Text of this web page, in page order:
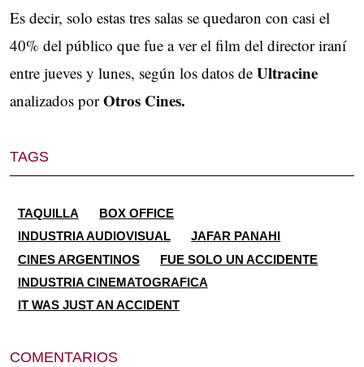
Es decir, solo estas tres salas se quedaron con casi el
40% del público que fue a ver el film del director iraní
entre jueves y lunes, según los datos de Ultracine
analizados porOtros Cines.
TAGS
TAQUILLA
BOX OFFICE
INDUSTRIA AUDIOVISUAL
JAFAR PANAHI
CINES ARGENTINOS
FUE SOLO UN ACCIDENTE
INDUSTRIA CINEMATOGRAFICA
IT WAS JUST AN ACCIDENT
COMENTARIOS